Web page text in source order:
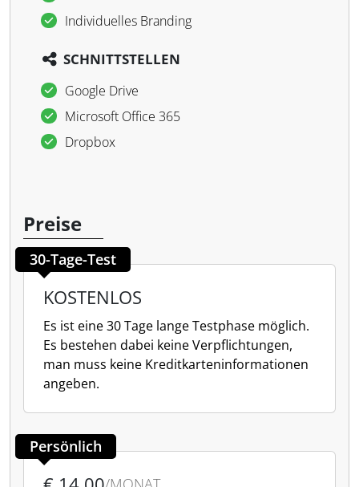
Individuelles Branding
SCHNITTSTELLEN
Google Drive
Microsoft Office 365
Dropbox
Preise
30-Tage-Test
KOSTENLOS
Es ist eine 30 Tage lange Testphase möglich.
Es bestehen dabei keine Verpflichtungen,
man muss keine Kreditkarteninformationen
angeben.
Persönlich